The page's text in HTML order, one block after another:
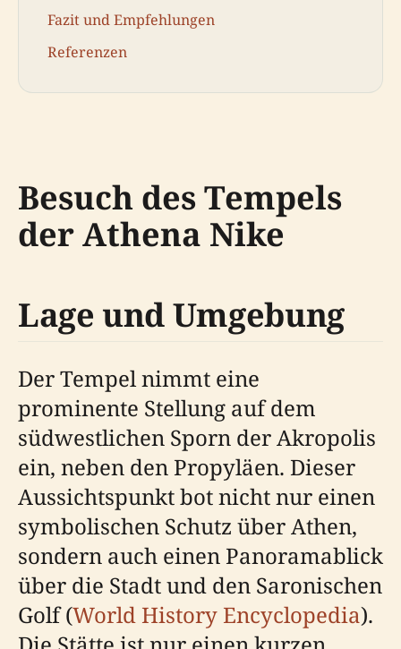
Fazit und Empfehlungen
Referenzen
Besuch des Tempels
der Athena Nike
Lage und Umgebung
Der Tempel nimmt eine
prominente Stellung auf dem
südwestlichen Sporn der Akropolis
ein, neben den Propyläen. Dieser
Aussichtspunkt bot nicht nur einen
symbolischen Schutz über Athen,
sondern auch einen Panoramablick
über die Stadt und den Saronischen
Golf (World History Encyclopedia).